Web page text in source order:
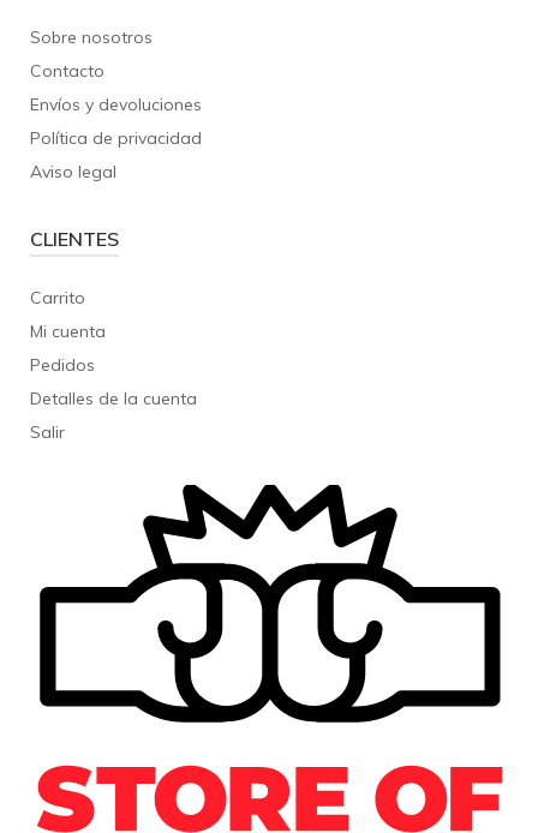
Sobre nosotros
Contacto
Envíos y devoluciones
Política de privacidad
Aviso legal
CLIENTES
Carrito
Mi cuenta
Pedidos
Detalles de la cuenta
Salir